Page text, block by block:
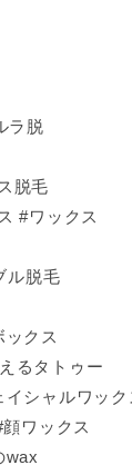
ラ脱
脱毛
#ワックス
ル脱毛
クス
るタトゥー
シャルワック
ワックス
wax